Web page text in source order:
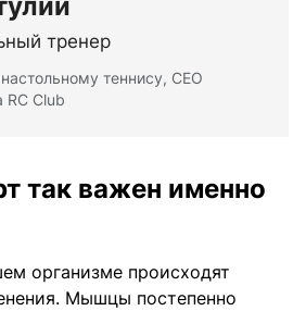
тренер
теннису, CEO
RC Club
так важен именно
организме происходят
Мышцы постепенно